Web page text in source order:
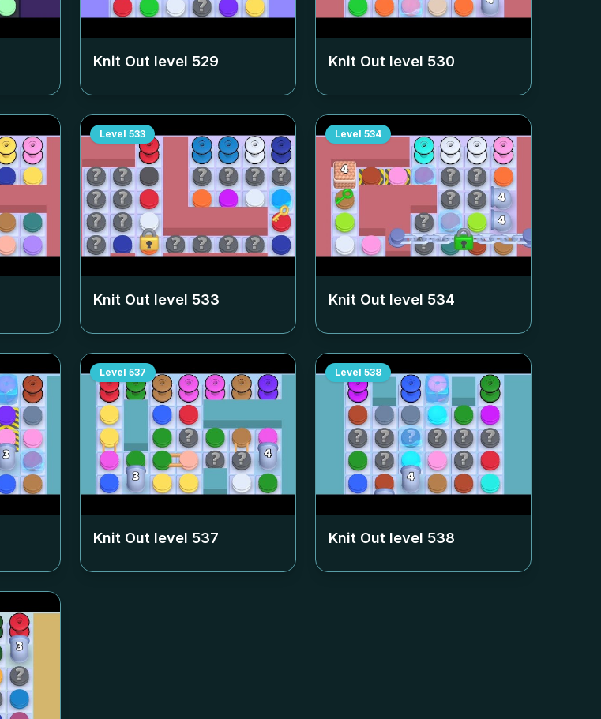
Knit Out level 529 Knit Out level 530
Level 533
Knit Out level 533
Level 534
Knit Out level 534
Level 537
Knit Out level 537
Level 538
Knit Out level 538